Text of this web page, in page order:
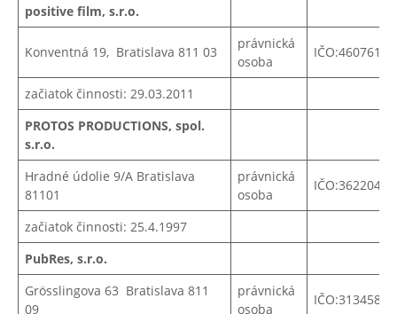
positive film, s.r.o.
Konventná 19, Bratislava 811 03
právnická
osoba
IČO:46076158
začiatok činnosti: 29.03.2011
PROTOS PRODUCTIONS, spol.
s.r.o.
Hradné údolie 9/A Bratislava
81101
právnická
osoba
IČO:36220418
začiatok činnosti: 25.4.1997
PubRes, s.r.o.
Grösslingova 63 Bratislava 811
09
právnická
osoba
IČO:31345824